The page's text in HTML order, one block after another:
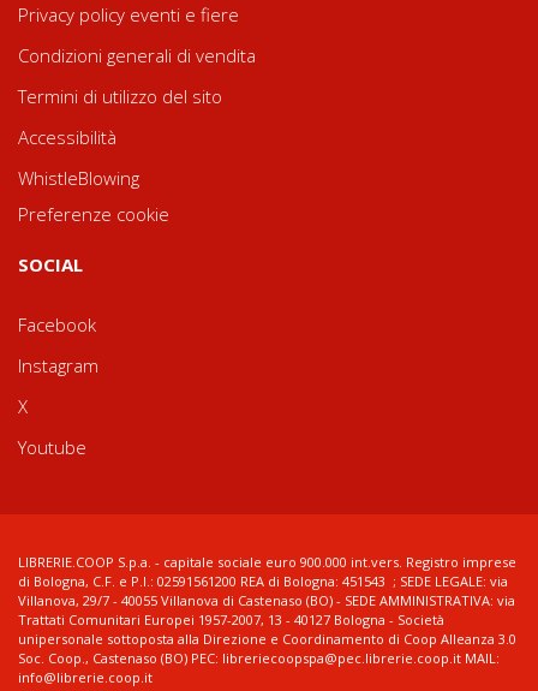
Privacy policy eventi e fiere
Condizioni generali di vendita
Termini di utilizzo del sito
Accessibilità
WhistleBlowing
Preferenze cookie
SOCIAL
Facebook
Instagram
X
Youtube
LIBRERIE.COOP S.p.a. - capitale sociale euro 900.000 int.vers. Registro imprese
di Bologna, C.F. e P.I.: 02591561200 REA di Bologna: 451543 ; SEDE LEGALE: via
Villanova, 29/7 - 40055 Villanova di Castenaso (BO) - SEDE AMMINISTRATIVA: via
Trattati Comunitari Europei 1957-2007, 13 - 40127 Bologna - Società
unipersonale sottoposta alla Direzione e Coordinamento di Coop Alleanza 3.0
Soc. Coop., Castenaso (BO) PEC: libreriecoopspa@pec.librerie.coop.it MAIL:
info@librerie.coop.it